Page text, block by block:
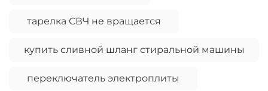
тарелка СВЧ не вращается
купить сливной шланг стиральной машины
переключатель электроплиты